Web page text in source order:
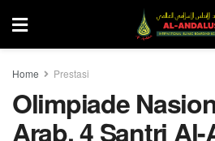
Home Prestasi
Olimpiade
Arab, 4 Santri